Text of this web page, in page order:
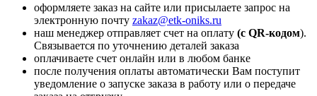
оформляете заказ на сайте или присылаете запрос на
электронную почту zakaz@etk-oniks.ru
наш менеджер отправляет счет на оплату (с QR-кодом).
Связывается по уточнению деталей заказа
оплачиваете счет онлайн или в любом банке
после получения оплаты автоматически Вам поступит
уведомление о запуске заказа в работу или о передаче